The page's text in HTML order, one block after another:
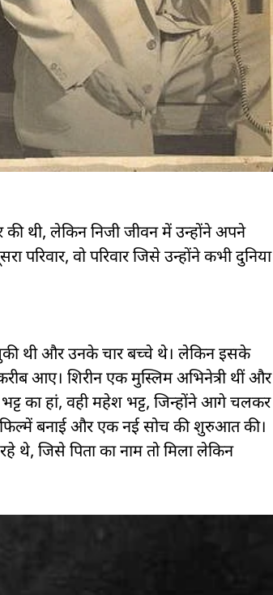
थी, लेकिन निजी जीवन में उन्होंने अपने
परिवार, वो परिवार जिसे उन्होंने कभी दुनिया
थी और उनके चार बच्चे थे। लेकिन इसके
आए। शिरीन एक मुस्लिम अभिनेत्री थीं और
का हां, वही महेश भट्ट, जिन्होंने आगे चलकर
बनाई और एक नई सोच की शुरुआत की।
जिसे पिता का नाम तो मिला लेकिन